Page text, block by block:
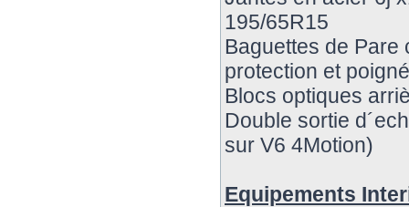
195/65R15
Baguettes de Pare
protection et
Blocs optiques
Double sortie
sur V6 4Motion)
Equipements